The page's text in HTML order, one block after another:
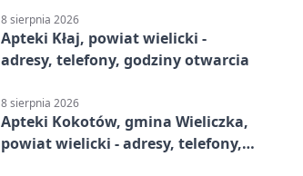
8 sierpnia 2026
Apteki Kłaj, powiat wielicki -
adresy, telefony, godziny otwarcia
8 sierpnia 2026
Apteki Kokotów, gmina Wieliczka,
powiat wielicki - adresy, telefony,